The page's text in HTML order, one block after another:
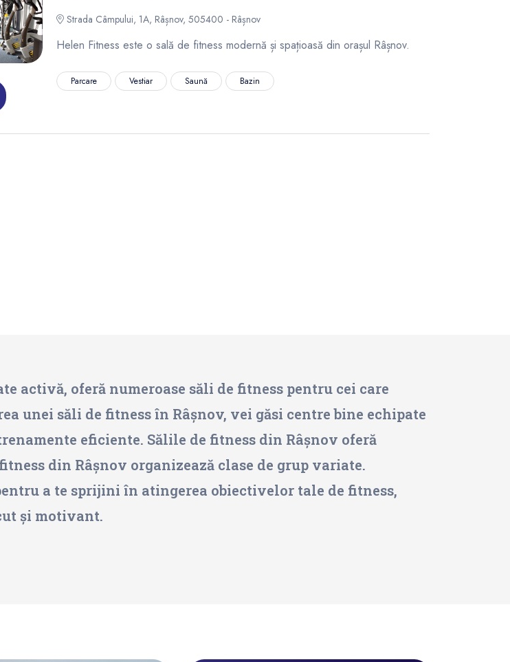
Strada Câmpului, 1A, Râșnov, 505400 - Râșnov
Helen Fitness este o sală de fitness modernă și spațioasă din orașul Râșnov.
Parcare Vestiar Saună Bazin
activă, oferă numeroase săli de fitness pentru cei care
unei săli de fitness în Râșnov, vei găsi centre bine echipate
eficiente. Sălile de fitness din Râșnov oferă
din Râșnov organizează clase de grup variate.
a te sprijini în atingerea obiectivelor tale de fitness,
și motivant.